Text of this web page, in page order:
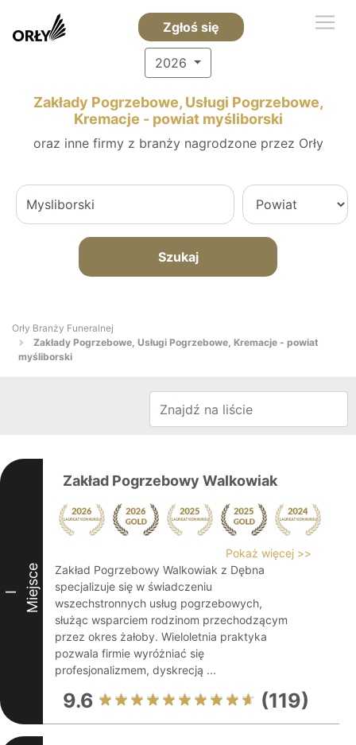
Zgłoś się
2026
Zakłady Pogrzebowe, Usługi Pogrzebowe,
Kremacje - powiat myśliborski
oraz inne firmy z branży nagrodzone przez Orły
Szukaj
Orły Branży Funeralnej
Zakłady Pogrzebowe, Usługi Pogrzebowe, Kremacje - powiat
myśliborski
I Miejsce
Zakład Pogrzebowy Walkowiak
Pokaż więcej >>
Zakład Pogrzebowy Walkowiak z Dębna
specjalizuje się w świadczeniu
wszechstronnych usług pogrzebowych,
służąc wsparciem rodzinom przechodzącym
przez okres żałoby. Wieloletnia praktyka
pozwala firmie wyróżniać się
profesjonalizmem, dyskrecją ...
9.6 (119)